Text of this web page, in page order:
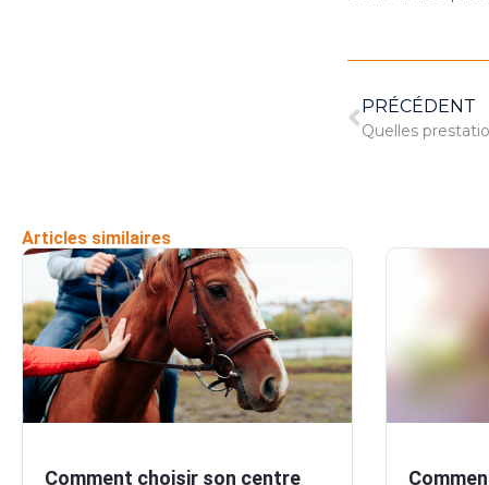
PRÉCÉDENT
Articles similaires
Comment choisir son centre